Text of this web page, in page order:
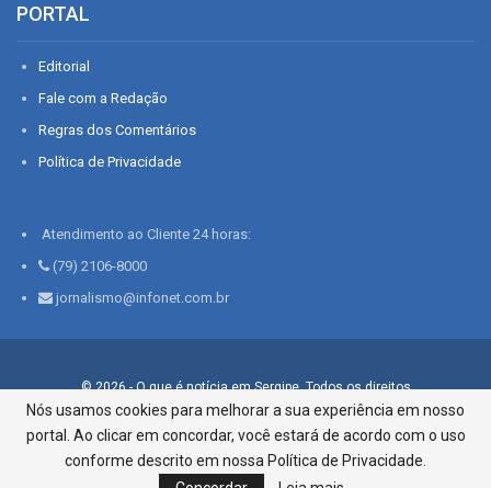
PORTAL
Editorial
Fale com a Redação
Regras dos Comentários
Política de Privacidade
Atendimento ao Cliente 24 horas:
(79) 2106-8000
jornalismo@infonet.com.br
© 2026 - O que é notícia em Sergipe. Todos os direitos
reservados.
Infonet - Rua Monsenhor Silveira 276, Bairro São José |
Aracaju-SE, CEP 49015-030, Fone: 79.2106.8000 - CI Centro de
Informações LTDA
Nós usamos cookies para melhorar a sua experiência em nosso
portal. Ao clicar em concordar, você estará de acordo com o uso
conforme descrito em nossa Política de Privacidade.